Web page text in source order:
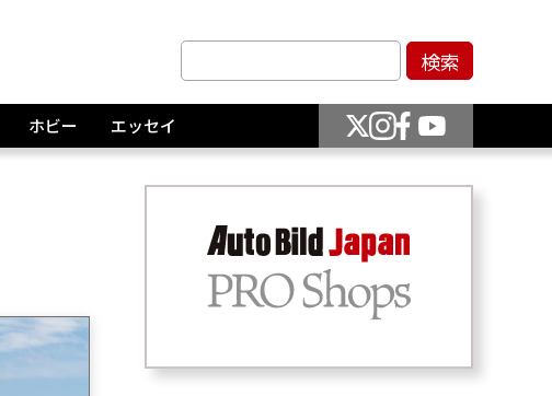
ホビー エッセイ